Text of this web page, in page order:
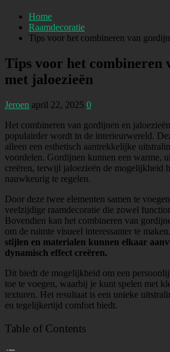
Home
Raamdecoratie
Tips voor het combineren van
Tips voor het combineren
met jaloezieën
Jeroen april 22, 2025 0
Het combineren van gordijnen en
populairder wordt in de interieurwereld.
alleen een esthetisch aantrekkelijke
voordelen. Gordijnen kunnen een warme,
creëren, terwijl jaloezieën de mogelijkheid
nauwkeurig te regelen.
Door deze twee elementen samen te
veelzijdige raamdecoratie die zowel
Bovendien kan het combineren van
om de ruimte visueel interessanter te maken.
stijlen en materialen kunnen elkaar
dynamisch effect creëren.
Dit biedt de mogelijkheid om een
toe te voegen, waarbij je kunt spelen met
texturen. Het resultaat is een unieke
en tegelijkertijd comfort biedt.
Table of Contents